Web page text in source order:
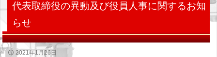
代表取締役の異動及び役員人事に関するお知
らせ
2021年1月26日